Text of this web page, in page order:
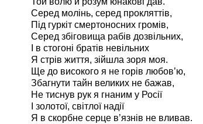
Серед молінь, серед прокляттів,
Під гуркіт смертоносних громів,
Серед збіговища рабів дозвільних,
І в стогоні братів невільних
Я стрів життя, зійшла зоря моя.
Ще до високого я не горів любов’ю,
Збагнути тайн великих не бажав,
Не тиснув рук я гнаним у Росії
І золотої, світлої надії
Я в скорбне серце в’язнів не вливав.